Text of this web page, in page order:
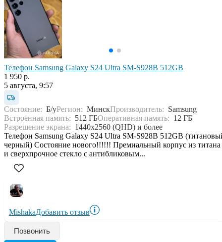
Телефон Samsung Galaxy S24 Ultra SM-S928B 512GB
1 950 р.
5 августа, 9:57
Состояние: Б/уРегион: МинскПроизводитель: Samsung
Встроенная память: 512 ГБОперативная память: 12 ГБ
Разрешение экрана: 1440x2560 (QHD) и более
Телефон Samsung Galaxy S24 Ultra SM-S928B 512GB
черный) Состояние нового!!!!!! Премиальный корпус из титана
и сверхпрочное стекло с антибликовым...
MishakaДобавить отзыв
Позвонить